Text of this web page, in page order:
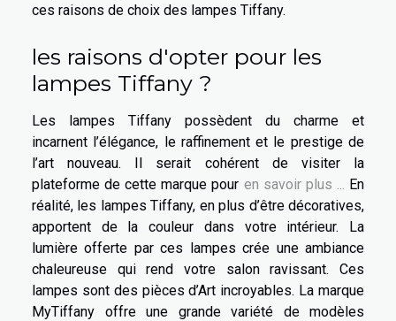
ces raisons de choix des lampes Tiffany.
les raisons d'opter pour les
lampes Tiffany ?
Les lampes Tiffany possèdent du charme et
incarnent l’élégance, le raffinement et le prestige de
l’art nouveau. Il serait cohérent de visiter la
plateforme de cette marque pour en savoir plus ...
En
réalité, les lampes Tiffany, en plus d’être décoratives,
apportent de la couleur dans votre intérieur. La
lumière offerte par ces lampes crée une ambiance
chaleureuse qui rend votre salon ravissant. Ces
lampes sont des pièces d’Art incroyables. La marque
MyTiffany offre une grande variété de modèles